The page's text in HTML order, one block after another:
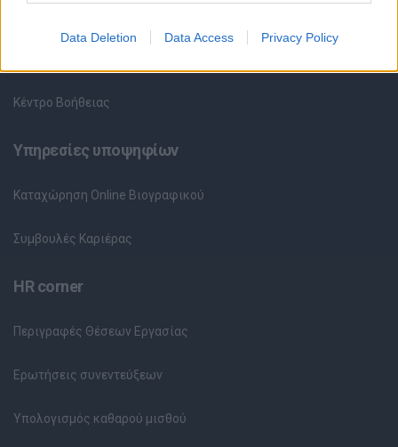
Data Deletion Data Access Privacy Policy
Κέντρο Βοήθειας
Υπηρεσίες υποψηφίων
Καταχώρηση Online Βιογραφικού
Συμβουλές Καριέρας
HR corner
Περιγραφές Θέσεων Εργασίας
Ερωτήσεις συνεντεύξεων
Υπολογισμός καθαρού μισθού